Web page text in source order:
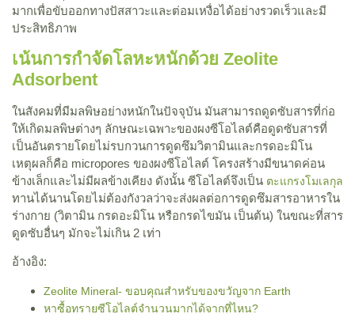
มากเพื่อขับออกทางปัสสาวะและต่อมเหงื่อได้อย่างรวดเร็วและมี
ประสิทธิภาพ
เน้นการกำจัดโลหะหนักด้วย Zeolite
Adsorbent
ในสังคมที่มีมลพิษอย่างหนักในปัจจุบัน มันสามารถดูดซับสารที่ก่อ
ให้เกิดมลพิษต่างๆ ลักษณะเฉพาะของผงซีโอไลต์คือดูดซับสารที่
เป็นอันตรายโดยไม่รบกวนการดูดซึมวิตามินและกรดอะมิโน
เหตุผลก็คือ micropores ของผงซีโอไลต์ โครงสร้างมีขนาดค่อน
ข้างเล็กและไม่มีผลข้างเคียง ดังนั้น ซีโอไลต์จึงเป็น ตะแกรงโมเลกุล
ทานได้นานโดยไม่ต้องกังวลว่าจะส่งผลต่อการดูดซึมสารอาหารใน
ร่างกาย (วิตามิน กรดอะมิโน หรือกรดไขมัน เป็นต้น) ในขณะที่สาร
ดูดซับอื่นๆ มักจะไม่เกิน 2 เท่า
อ้างอิง:
Zeolite Mineral- ขอบคุณสำหรับของขวัญจาก Earth
หาซื้อทรายซีโอไลต์จำนวนมากได้จากที่ไหน?